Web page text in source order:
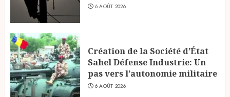
6 AOÛT 2026
Création de la Société d’État
Sahel Défense Industrie: Un
pas vers l’autonomie militaire
6 AOÛT 2026